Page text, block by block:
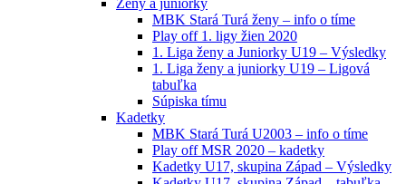
MBK Stará Turá ženy – info o tíme
Play off 1. ligy žien 2020
1. Liga ženy a Juniorky U19 – Výsledky
1. Liga ženy a juniorky U19 – Ligová
tabuľka
Súpiska tímu
Kadetky
MBK Stará Turá U2003 – info o tíme
Play off MSR 2020 – kadetky
Kadetky U17, skupina Západ – Výsledky